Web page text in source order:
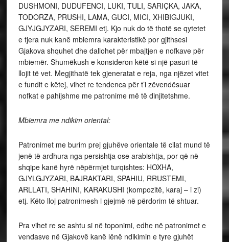
DUSHMONI, DUDUFENCI, LUKI, TULI, SARIÇKA, JAKA,
TODORZA, PRUSHI, LAMA, GUCI, MICI, XHIBIGJUKI,
GJYJGJYZARI, SEREMI etj. Kjo nuk do të thotë se qytetet
e tjera nuk kanë mbiemra karakteristikë por gjithsesi
Gjakova shquhet dhe dallohet për mbajtjen e nofkave për
mbiemër. Shumëkush e konsideron këtë si një pasuri të
llojit të vet. Megjithatë tek gjeneratat e reja, nga njëzet vitet
e fundit e këtej, vihet re tendenca për t’i zëvendësuar
nofkat e pahijshme me patronime më të dinjitetshme.
Mbiemra me ndikim oriental:
Patronimet me burim prej gjuhëve orientale të cilat mund të
jenë të ardhura nga persishtja ose arabishtja, por që në
shqipe kanë hyrë nëpërmjet turqishtes: HOXHA,
GJYLGJYZARI, BAJRAKTARI, SPAHIU, RRUSTEMI,
ARLLATI, SHAHINI, KARAKUSHI (kompozitë, karaj – i zi)
etj. Këto lloj patronimesh i gjejmë në përdorim të shtuar.
Pra vihet re se ashtu si në toponimi, edhe në patronimet e
vendasve në Gjakovë kanë lënë ndikimin e tyre gjuhët